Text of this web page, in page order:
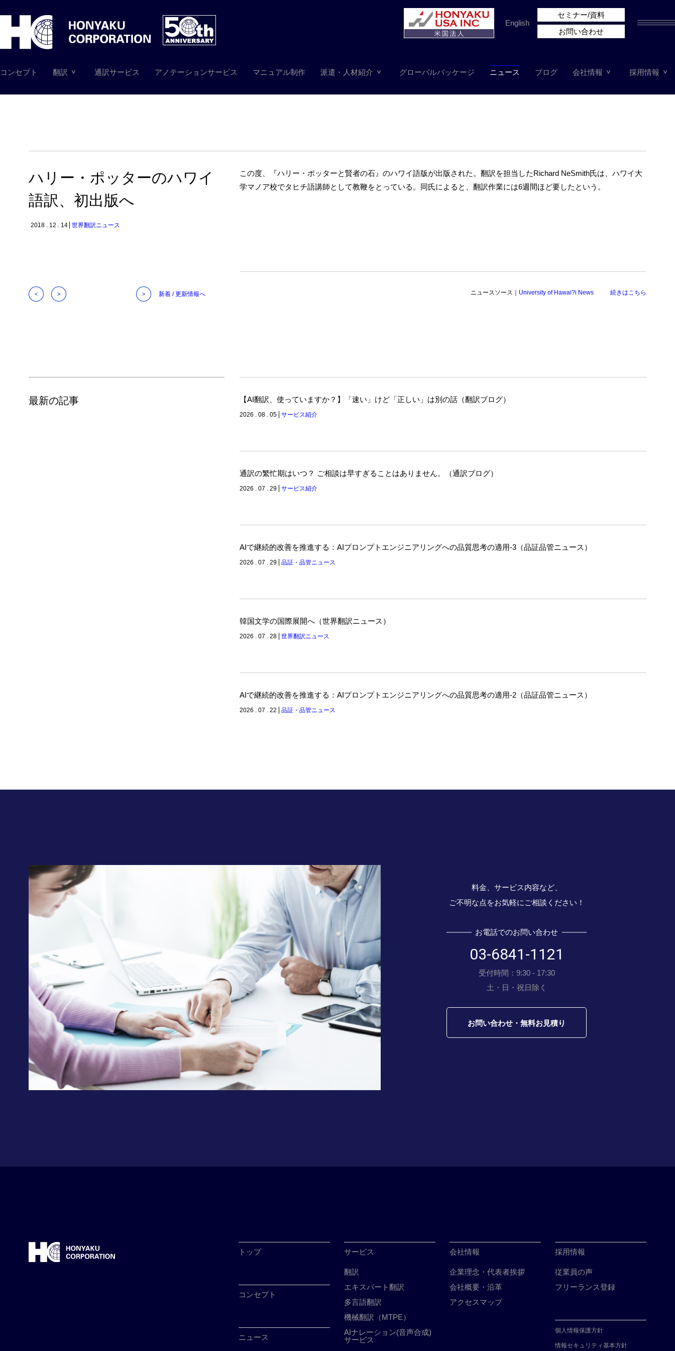
コンセプト 翻訳 通訳サービス アノテーションサービス マニュアル制作 派遣・人材紹介 グローバルパッケージ ニュース ブログ 会社情報 採用情報
English
セミナー/資料
お問い合わせ
ハリー・ポッターのハワイ
語訳、初出版へ
2018 . 12 . 14 世界翻訳ニュース
この度、『ハリー・ポッターと賢者の石』のハワイ語版が出版された。翻訳を担当したRichard NeSmith氏は、ハワイ大
学マノア校でタヒチ語講師として教鞭をとっている。同氏によると、翻訳作業には6週間ほど要したという。
新着 / 更新情報へ ニュースソース｜ University of Hawai?i News 続きはこちら
最新の記事 【AI翻訳、使っていますか？】「速い」けど「正しい」は別の話（翻訳ブログ）
2026 . 08 . 05 サービス紹介
通訳の繁忙期はいつ？ ご相談は早すぎることはありません。（通訳ブログ）
2026 . 07 . 29 サービス紹介
AIで継続的改善を推進する：AIプロンプトエンジニアリングへの品質思考の適用-3（品証品管ニュース）
2026 . 07 . 29 品証・品管ニュース
韓国文学の国際展開へ（世界翻訳ニュース）
2026 . 07 . 28 世界翻訳ニュース
AIで継続的改善を推進する：AIプロンプトエンジニアリングへの品質思考の適用-2（品証品管ニュース）
2026 . 07 . 22 品証・品管ニュース
料金、サービス内容など、
ご不明な点をお気軽にご相談ください！
お電話でのお問い合わせ
03-6841-1121
受付時間：9:30 - 17:30
土・日・祝日除く
お問い合わせ・無料お見積り
トップ
コンセプト
ニュース
サービス
翻訳
エキスパート翻訳
多言語翻訳
機械翻訳（MTPE）
AIナレーション(音声合成)
サービス
会社情報
企業理念・代表者挨拶
会社概要・沿革
アクセスマップ
採用情報
従業員の声
フリーランス登録
個人情報保護方針
情報セキュリティ基本方針